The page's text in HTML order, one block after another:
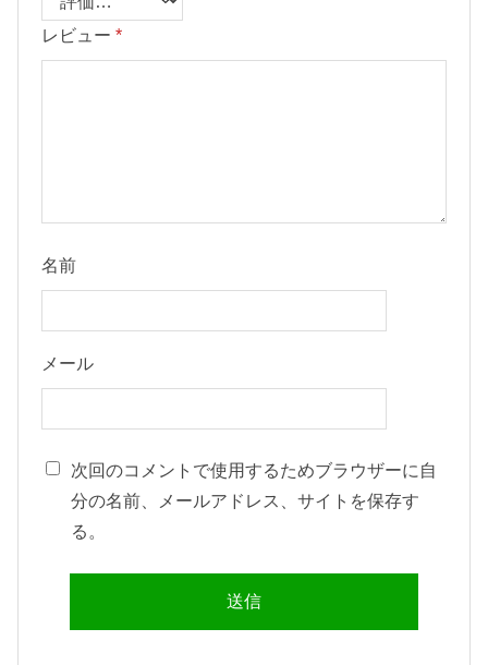
レビュー *
名前
メール
次回のコメントで使用するためブラウザーに自
分の名前、メールアドレス、サイトを保存す
る。